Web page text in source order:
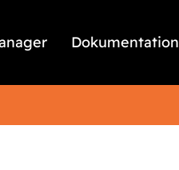
Dokumentation